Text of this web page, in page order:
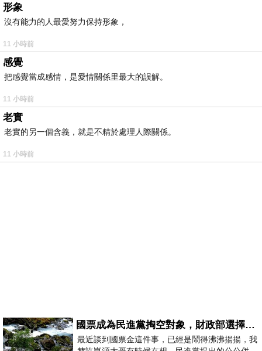
形象
沒有能力的人最愛努力保持形象，
11 小時前
感覺
把感覺當成感情，是愛情關係里最大的誤解。
11 小時前
老實
老實的另一個含義，就是不精於處理人際關係。
11 小時前
國票成為民進黨掏空對象，財政部選擇性失憶
最近談到國票金這件事，已經是鬧得沸沸揚揚，我